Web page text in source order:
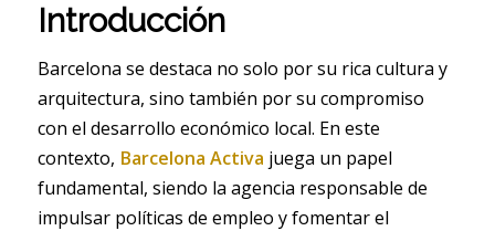
Introducción
Barcelona se destaca no solo por su rica cultura y
arquitectura, sino también por su compromiso
con el desarrollo económico local. En este
contexto, Barcelona Activa juega un papel
fundamental, siendo la agencia responsable de
impulsar políticas de empleo y fomentar el